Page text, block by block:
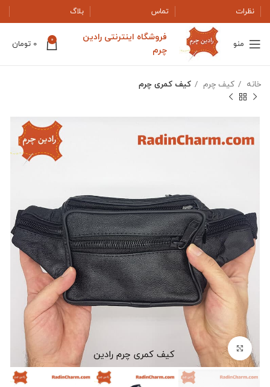
نظرات تماس بلاگ
منو
فروشگاه اینترنتی رادین
چرم
0
0 تومان
خانه کیف چرم کیف کمری چرم
بزرگنمایی تصویر